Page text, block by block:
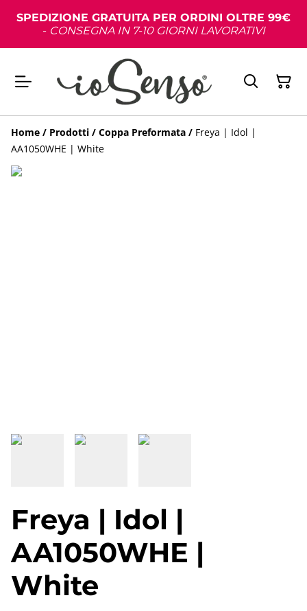
SPEDIZIONE GRATUITA PER ORDINI OLTRE 99€
- CONSEGNA IN 7-10 GIORNI LAVORATIVI
Home / Prodotti / Coppa Preformata / Freya | Idol |
AA1050WHE | White
Freya | Idol |
AA1050WHE |
White